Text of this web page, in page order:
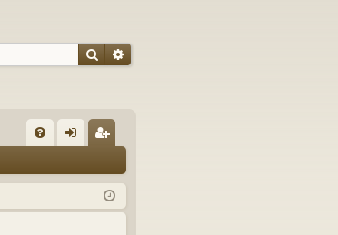
ПоискРасширенный поиск
Q д ис
тр